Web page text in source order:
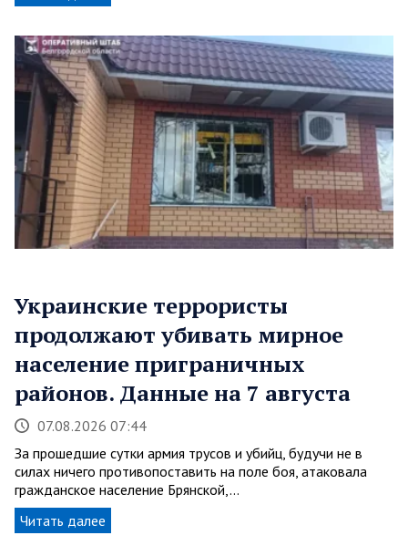
Украинские террористы
продолжают убивать мирное
население приграничных
районов. Данные на 7 августа
07.08.2026 07:44
За прошедшие сутки армия трусов и убийц, будучи не в
силах ничего противопоставить на поле боя, атаковала
гражданское население Брянской,…
Читать далее